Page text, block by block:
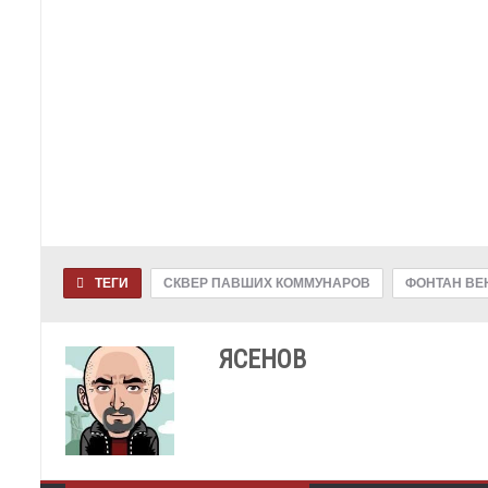
ТЕГИ СКВЕР ПАВШИХ КОММУНАРОВ ФОНТАН
ЯСЕНОВ